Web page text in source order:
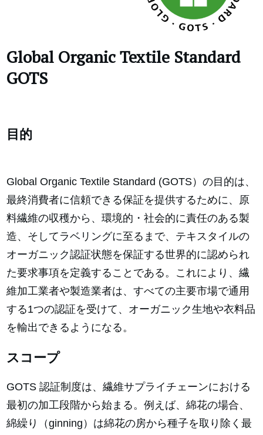
Global Organic Textile Standard
GOTS
目的
Global Organic Textile Standard (GOTS）の目的は、
最終消費者に信頼できる保証を提供するために、原
料繊維の収穫から、環境的・社会的に責任のある製
造、そしてラベリングに至るまで、テキスタイルの
オーガニック認証状態を保証する世界的に認められ
た要求事項を定義することである。これにより、繊
維加工業者や製造業者は、すべての主要市場で通用
する1つの認証を受けて、オーガニック生地や衣料品
を輸出できるようになる。
スコープ
GOTS 認証制度は、繊維サプライチェーンにおける
最初の加工段階から始まる。例えば、綿花の場合、
綿繰り（ginning）は綿花の房から種子を取り除く最